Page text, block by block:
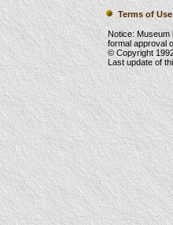
Terms of Use
Notice:
formal approval
© Copyright
Last update of